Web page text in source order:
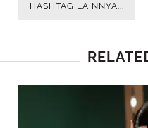
HASHTAG LAINNYA...